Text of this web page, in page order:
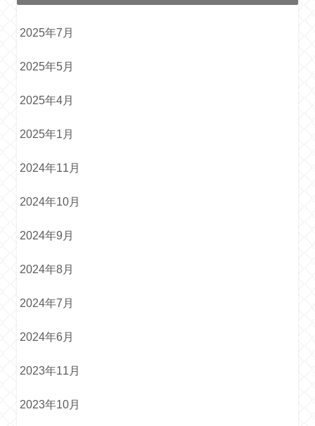
2025年7月
2025年5月
2025年4月
2025年1月
2024年11月
2024年10月
2024年9月
2024年8月
2024年7月
2024年6月
2023年11月
2023年10月